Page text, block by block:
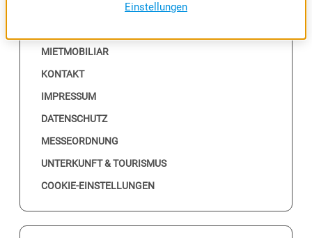
MIETMOBILIAR
KONTAKT
IMPRESSUM
DATENSCHUTZ
MESSEORDNUNG
UNTERKUNFT & TOURISMUS
COOKIE-EINSTELLUNGEN
Einstellungen